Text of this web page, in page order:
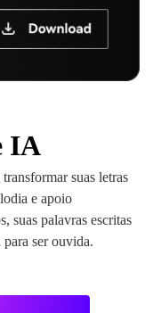
IA
suas letras
e apoio
suas palavras escritas
ser ouvida.